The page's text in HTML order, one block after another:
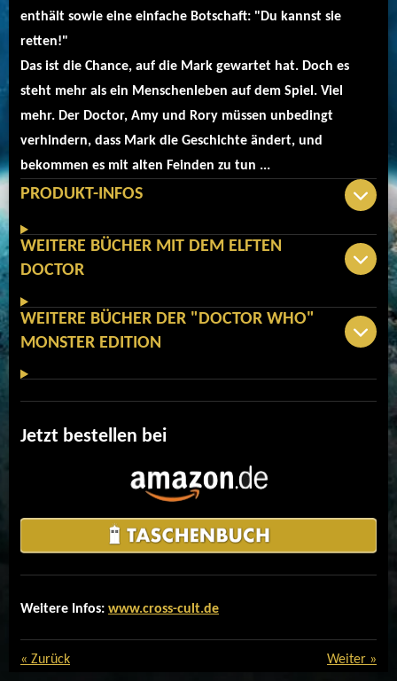
enthält sowie eine einfache Botschaft: "Du kannst sie
retten!"
Das ist die Chance, auf die Mark gewartet hat. Doch es
steht mehr als ein Menschenleben auf dem Spiel. Viel
mehr. Der Doctor, Amy und Rory müssen unbedingt
verhindern, dass Mark die Geschichte ändert, und
bekommen es mit alten Feinden zu tun ...
PRODUKT-INFOS
WEITERE BÜCHER MIT DEM ELFTEN
DOCTOR
WEITERE BÜCHER DER "DOCTOR WHO"
MONSTER EDITION
Jetzt bestellen bei
Weitere Infos: www.cross-cult.de
« Zurück Weiter »